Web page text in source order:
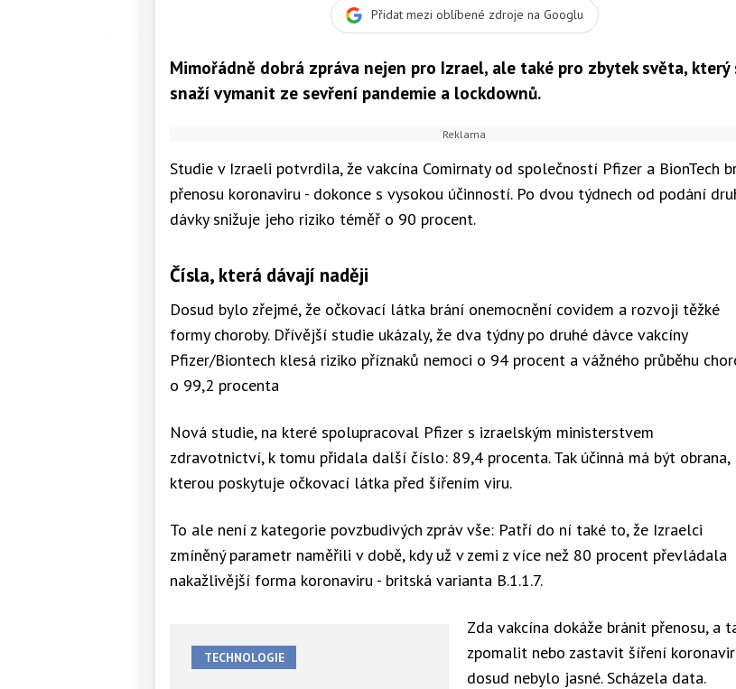
Přidat mezi oblíbené zdroje na Googlu
Mimořádně dobrá zpráva nejen pro Izrael, ale také pro zbytek světa, který
snaží vymanit ze sevření pandemie a lockdownů.
Studie v Izraeli potvrdila, že vakcína Comirnaty od společností Pfizer a BionTech
přenosu koronaviru - dokonce s vysokou účinností. Po dvou týdnech od podání
dávky snižuje jeho riziko téměř o 90 procent.
Čísla, která dávají naději
Dosud bylo zřejmé, že očkovací látka brání onemocnění covidem a rozvoji těžké
formy choroby. Dřívější studie ukázaly, že dva týdny po druhé dávce vakcíny
Pfizer/Biontech klesá riziko příznaků nemoci o 94 procent a vážného průběhu
o 99,2 procenta
Nová studie, na které spolupracoval Pfizer s izraelským ministerstvem
zdravotnictví, k tomu přidala další číslo: 89,4 procenta. Tak účinná má být obrana,
kterou poskytuje očkovací látka před šířením viru.
To ale není z kategorie povzbudivých zpráv vše: Patří do ní také to, že Izraelci
zmíněný parametr naměřili v době, kdy už v zemi z více než 80 procent převládala
nakažlivější forma koronaviru - britská varianta B.1.1.7.
TECHNOLOGIE
Zda vakcína dokáže bránit přenosu, a
zpomalit nebo zastavit šíření
dosud nebylo jasné. Scházela data.